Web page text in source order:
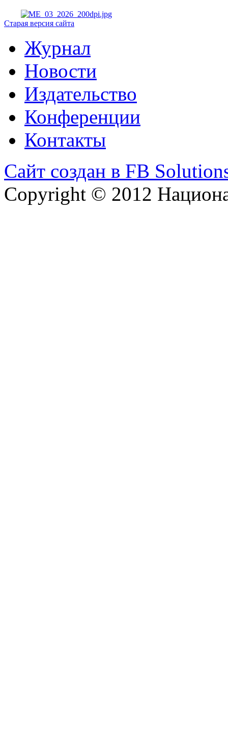
Старая версия сайта
Журнал
Новости
Издательство
Конференции
Контакты
Сайт создан в FB
Copyright © 2012